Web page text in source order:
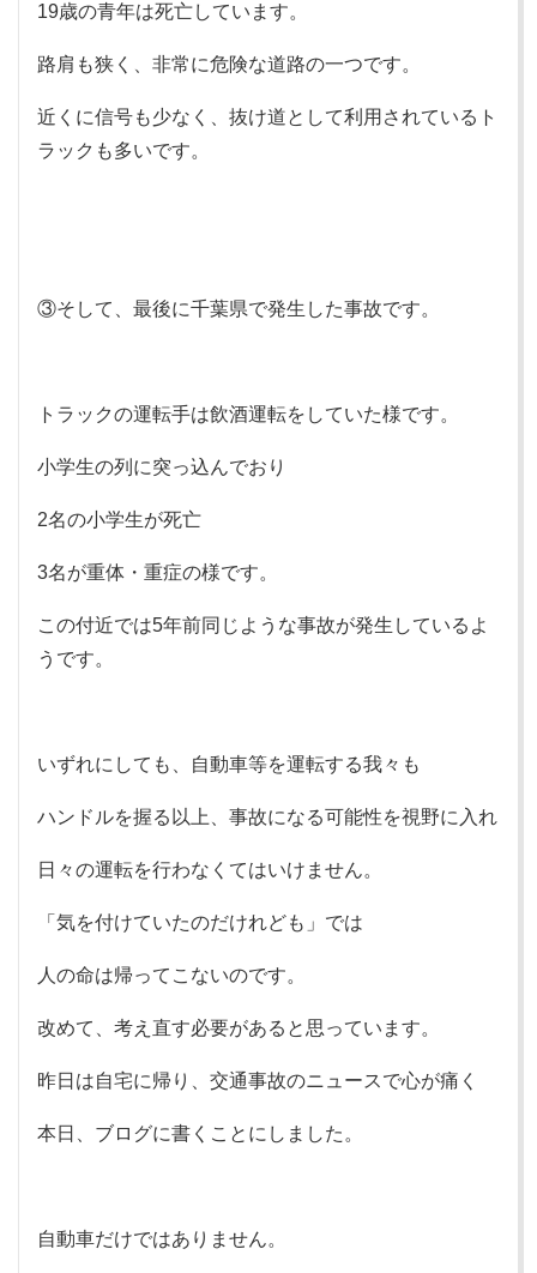
19歳の青年は死亡しています。
路肩も狭く、非常に危険な道路の一つです。
近くに信号も少なく、抜け道として利用されているト
ラックも多いです。
③そして、最後に千葉県で発生した事故です。
トラックの運転手は飲酒運転をしていた様です。
小学生の列に突っ込んでおり
2名の小学生が死亡
3名が重体・重症の様です。
この付近では5年前同じような事故が発生しているよ
うです。
いずれにしても、自動車等を運転する我々も
ハンドルを握る以上、事故になる可能性を視野に入れ
日々の運転を行わなくてはいけません。
「気を付けていたのだけれども」では
人の命は帰ってこないのです。
改めて、考え直す必要があると思っています。
昨日は自宅に帰り、交通事故のニュースで心が痛く
本日、ブログに書くことにしました。
自動車だけではありません。